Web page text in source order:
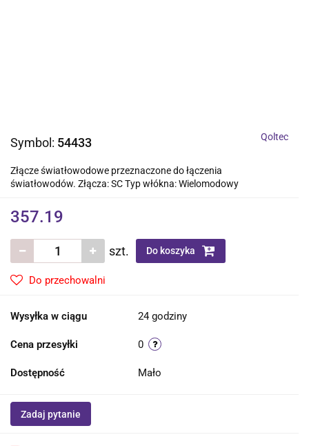
Symbol: 54433 Qoltec
Złącze światłowodowe przeznaczone do łączenia
światłowodów. Złącza: SC Typ włókna: Wielomodowy
357.19
szt. Do koszyka
Do przechowalni
Wysyłka w ciągu 24 godziny
Cena przesyłki 0
Dostępność Mało
Zadaj pytanie